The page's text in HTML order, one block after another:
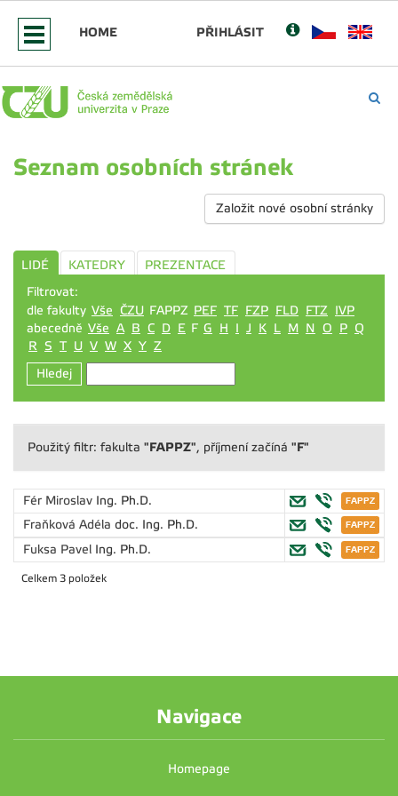
HOME PŘIHLÁSIT
Seznam osobních stránek
Založit nové osobní stránky
LIDÉ KATEDRY
PREZENTACE
Filtrovat:
dle fakulty Vše ČZU FAPPZ PEF TF FZP FLD FTZ IVP
abecedně Vše A B C D E F G H I J K L M N O P Q
R S T U V W X Y Z
Hledej
Použitý filtr: fakulta "FAPPZ", příjmení začíná "F"
Fér Miroslav Ing. Ph.D.
Fraňková Adéla doc. Ing. Ph.D.
Fuksa Pavel Ing. Ph.D.
Celkem 3 položek
Navigace
Homepage